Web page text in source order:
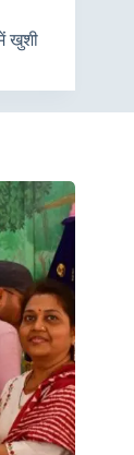
खुशी